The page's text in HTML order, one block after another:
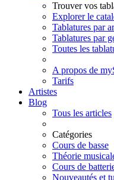
Trouver vos
Explorer le
Tablatures par
Tablatures par
Toutes les
A propos de
Tarifs
Artistes
Blog
Tous les articles
Catégories
Cours de basse
Théorie
Cours de
Nouveautés et